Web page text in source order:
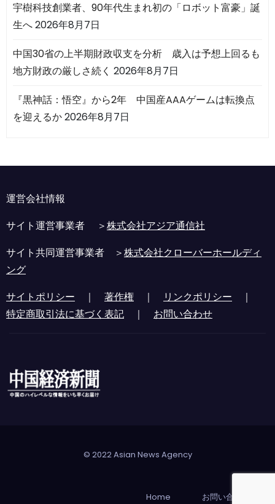
宇樹科技創業者、90年代生まれ初の「ロボット富豪」誕
生へ2026年8月7日
中国30省の上半期財政収支を分析 歳入は予想上回るも
地方財政の厳しさ続く 2026年8月7日
『黒神話：悟空』から2年 中国産AAAゲームは転換点
を迎えるか2026年8月7日
運営会社情報
サイト運営事業者 ＞株式会社アジア通信社
サイト共同運営事業者 ＞株式会社クローバーホールディ
ング
サイトポリシー ｜ 著作権 ｜ リンクポリシー ｜
特定商取引法に基づく表記 ｜ お問い合わせ
© 2022 Asian News Agency
Home お問い合わせ